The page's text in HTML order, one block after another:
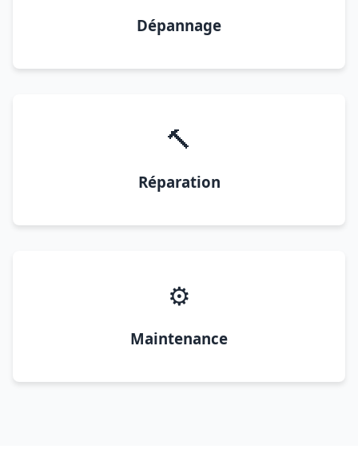
Dépannage
🔨
Réparation
⚙️
Maintenance